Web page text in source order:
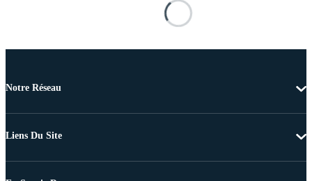
Notre Réseau
Liens Du Site